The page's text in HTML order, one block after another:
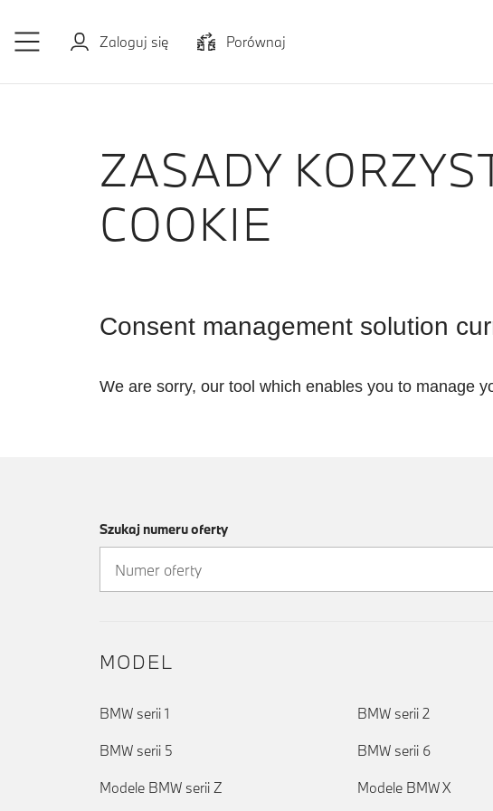
Zaloguj się
Porównaj
ZASADY
COOKIE
Szukaj numeru oferty
MODEL
BMW serii 1 BMW serii 2
BMW serii 5 BMW serii 6
Modele BMW serii Z Modele BMW X